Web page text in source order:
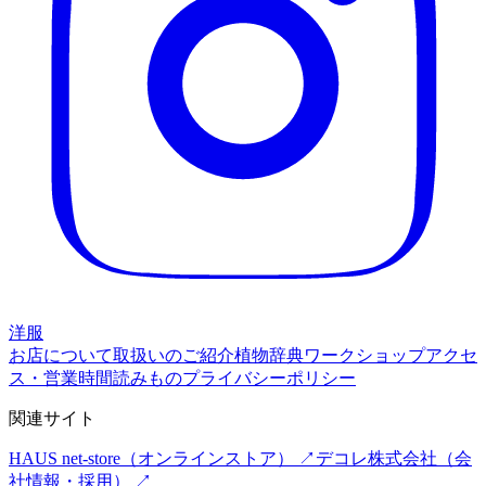
洋服
お店について取扱いのご紹介植物辞典ワークショップアクセ
ス・営業時間読みものプライバシーポリシー
関連サイト
HAUS net-store （オンラインストア） ↗ デコレ株式会社 （会
社情報・採用） ↗